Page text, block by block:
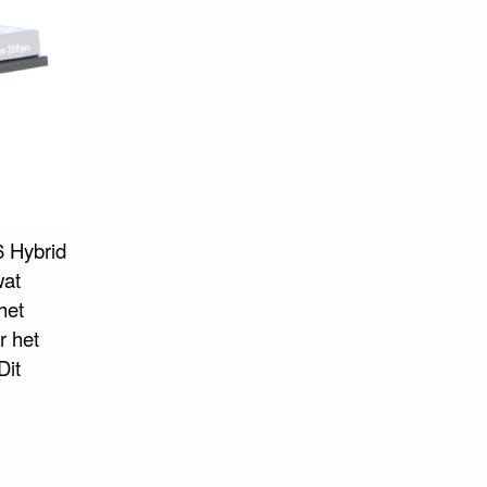
Hybrid
het